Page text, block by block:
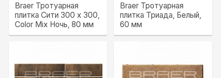
Braer Тротуарная
плитка Сити 300 x 300,
Color Mix Ночь, 80 мм
Braer Тротуарная
плитка Триада, Белый,
60 мм